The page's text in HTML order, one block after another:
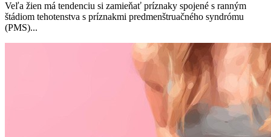
Veľa žien má tendenciu si zamieňať príznaky spojené s ranným
štádiom tehotenstva s príznakmi predmenštruačného syndrómu
(PMS)...